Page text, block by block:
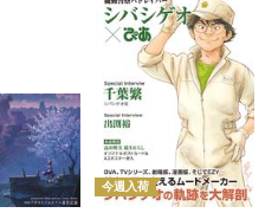
今週入荷